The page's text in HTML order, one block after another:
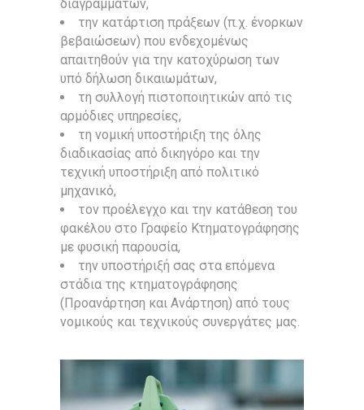
διαγραμμάτων,
την κατάρτιση πράξεων (π.χ. ένορκων
βεβαιώσεων) που ενδεχομένως
απαιτηθούν για την κατοχύρωση των
υπό δήλωση δικαιωμάτων,
τη συλλογή πιστοποιητικών από τις
αρμόδιες υπηρεσίες,
τη νομική υποστήριξη της όλης
διαδικασίας από δικηγόρο και την
τεχνική υποστήριξη από πολιτικό
μηχανικό,
τον προέλεγχο και την κατάθεση του
φακέλου στο Γραφείο Κτηματογράφησης
με φυσική παρουσία,
την υποστήριξή σας στα επόμενα
στάδια της κτηματογράφησης
(Προανάρτηση και Ανάρτηση) από τους
νομικούς και τεχνικούς συνεργάτες μας.